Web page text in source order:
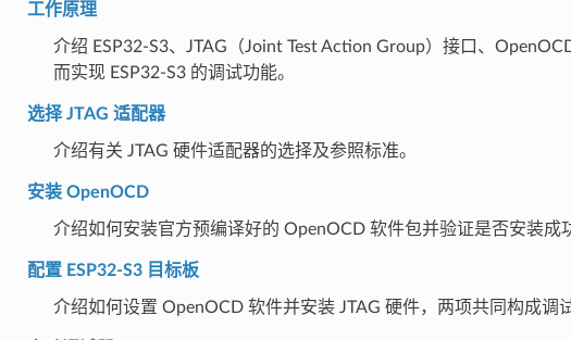
工作原理
介绍 ESP32-S3、JTAG（Joint Test Action Group）接口、
而实现 ESP32-S3 的调试功能。
选择 JTAG 适配器
介绍有关 JTAG 硬件适配器的选择及参照标准。
安装 OpenOCD
介绍如何安装官方预编译好的 OpenOCD 软件包并验证是否安装成
配置 ESP32-S3 目标板
介绍如何设置 OpenOCD 软件并安装 JTAG 硬件，两项共同构成调